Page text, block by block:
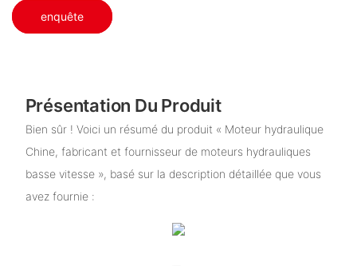
enquête
Présentation Du Produit
Bien sûr ! Voici un résumé du produit « Moteur hydraulique
Chine, fabricant et fournisseur de moteurs hydrauliques
basse vitesse », basé sur la description détaillée que vous
avez fournie :